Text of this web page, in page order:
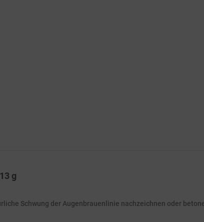
g
Schwung der Augenbrauenlinie nachzeichnen oder